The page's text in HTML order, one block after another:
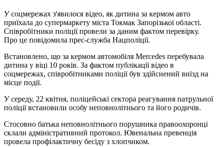
У соцмережах з'явилося відео, як дитина за кермом авто
приїхала до супермаркету міста Токмак Запорізької області.
Співробітники поліції провели за даним фактом перевірку.
Про це повідомила прес-служба Нацполіції.
Встановлено, що за кермом автомобіля Mercedes перебувала
дитина у віці 10 років. За фактом публікації відео в
соцмережах, співробітниками поліції був здійснений виїзд на
місце події.
У середу, 22 квітня, поліцейські сектора реагування патрульної
поліції встановили особу неповнолітнього та його родичів.
Стосовно батька неповнолітнього порушника правоохоронці
склали адміністративний протокол. Ювенальна превенція
провела профілактичну бесіду з хлопчиком.